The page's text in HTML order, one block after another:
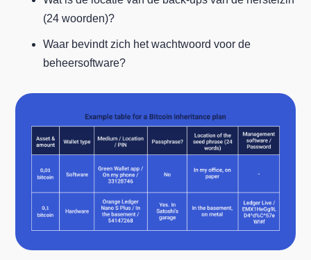
(24 woorden)?
Waar bevindt zich het wachtwoord voor de
beheersoftware?